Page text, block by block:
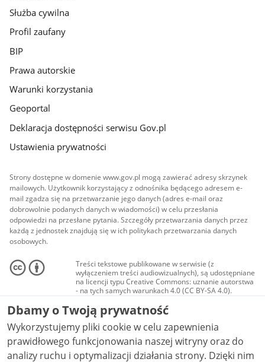
Służba cywilna
Profil zaufany
BIP
Prawa autorskie
Warunki korzystania
Geoportal
Deklaracja dostępności serwisu Gov.pl
Ustawienia prywatności
Strony dostępne w domenie www.gov.pl mogą zawierać adresy skrzynek
mailowych. Użytkownik korzystający z odnośnika będącego adresem e-
mail zgadza się na przetwarzanie jego danych (adres e-mail oraz
dobrowolnie podanych danych w wiadomości) w celu przesłania
odpowiedzi na przesłane pytania. Szczegóły przetwarzania danych przez
każdą z jednostek znajdują się w ich politykach przetwarzania danych
osobowych.
Treści tekstowe publikowane w serwisie (z
wyłączeniem treści audiowizualnych), są udostępniane
na licencji typu Creative Commons: uznanie autorstwa
- na tych samych warunkach 4.0 (CC BY-SA 4.0).
Materiały audiowizualne, w tym zdjęcia, materiały
audio i wideo, są udostępniane na licencji typu
Creative Commons: uznanie autorstwa użycie
niekomercyjne - bez utworów zależnych 4.0 (CC BY-
NC-ND 4.0), o ile nie jest to stwierdzone inaczej.
Dbamy o Twoją prywatność
Wykorzystujemy pliki cookie w celu zapewnienia
prawidłowego funkcjonowania naszej witryny oraz do
analizy ruchu i optymalizacji działania strony. Dzięki nim